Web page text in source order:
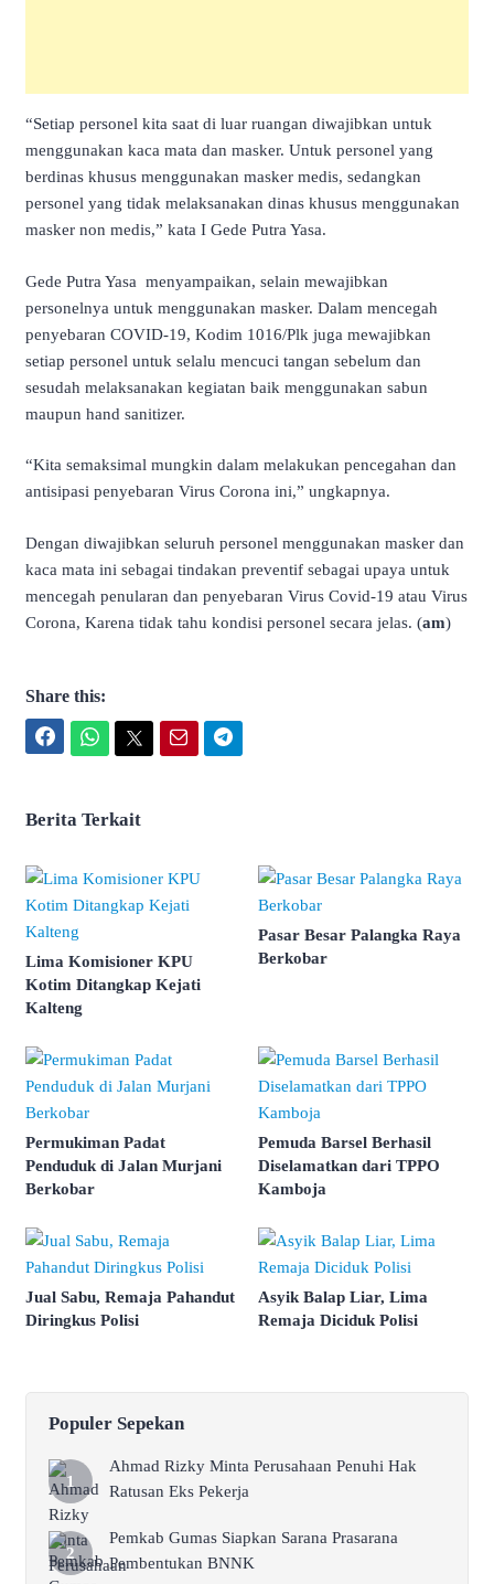
“Setiap personel kita saat di luar ruangan diwajibkan untuk
menggunakan kaca mata dan masker. Untuk personel yang
berdinas khusus menggunakan masker medis, sedangkan
personel yang tidak melaksanakan dinas khusus menggunakan
masker non medis,” kata I Gede Putra Yasa.
Gede Putra Yasa menyampaikan, selain mewajibkan
personelnya untuk menggunakan masker. Dalam mencegah
penyebaran COVID-19, Kodim 1016/Plk juga mewajibkan
setiap personel untuk selalu mencuci tangan sebelum dan
sesudah melaksanakan kegiatan baik menggunakan sabun
maupun hand sanitizer.
“Kita semaksimal mungkin dalam melakukan pencegahan dan
antisipasi penyebaran Virus Corona ini,” ungkapnya.
Dengan diwajibkan seluruh personel menggunakan masker dan
kaca mata ini sebagai tindakan preventif sebagai upaya untuk
mencegah penularan dan penyebaran Virus Covid-19 atau Virus
Corona, Karena tidak tahu kondisi personel secara jelas. (am)
Share this:
Berita Terkait
Lima Komisioner KPU
Kotim Ditangkap Kejati
Kalteng
Pasar Besar Palangka Raya
Berkobar
Permukiman Padat
Penduduk di Jalan Murjani
Berkobar
Pemuda Barsel Berhasil
Diselamatkan dari TPPO
Kamboja
Jual Sabu, Remaja Pahandut
Diringkus Polisi
Asyik Balap Liar, Lima
Remaja Diciduk Polisi
Populer Sepekan
Ahmad Rizky Minta Perusahaan Penuhi Hak
Ratusan Eks Pekerja
Pemkab Gumas Siapkan Sarana Prasarana
Pembentukan BNNK